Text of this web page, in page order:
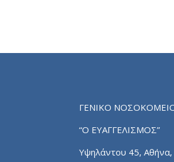
ΓΕΝΙΚΟ
“Ο ΕΥΑΓΓΕΛΙΣΜΟΣ”
Υψηλάντου 45,